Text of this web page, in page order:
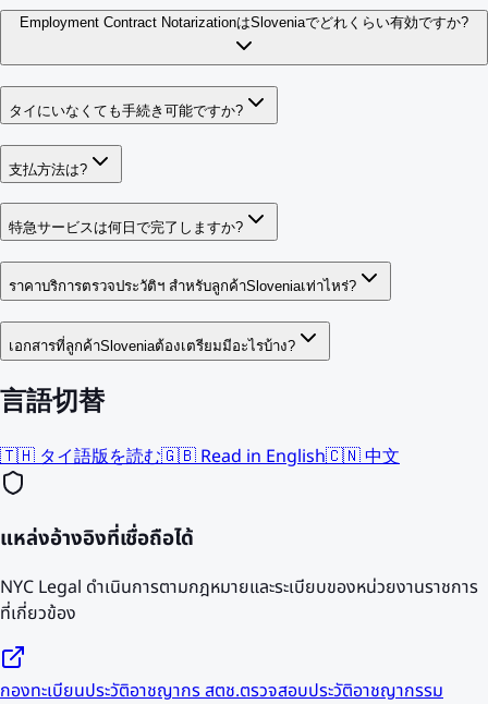
Employment Contract NotarizationはSloveniaでどれくらい有効ですか?
タイにいなくても手続き可能ですか?
支払方法は?
特急サービスは何日で完了しますか?
ราคาบริการตรวจประวัติฯ สำหรับลูกค้าSloveniaเท่าไหร่?
เอกสารที่ลูกค้าSloveniaต้องเตรียมมีอะไรบ้าง?
言語切替
🇹🇭 タイ語版を読む🇬🇧 Read in English🇨🇳 中文
แหล่งอ้างอิงที่เชื่อถือได้
NYC Legal ดำเนินการตามกฎหมายและระเบียบของหน่วยงานราชการ
ที่เกี่ยวข้อง
กองทะเบียนประวัติอาชญากร สตช.ตรวจสอบประวัติอาชญากรรม